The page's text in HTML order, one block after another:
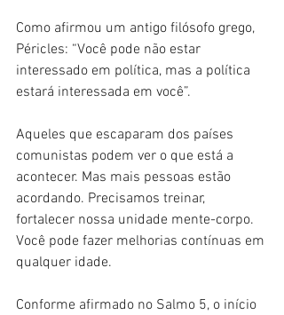
Como afirmou um antigo filósofo grego,
Péricles: “Você pode não estar
interessado em política, mas a política
estará interessada em você”.
Aqueles que escaparam dos países
comunistas podem ver o que está a
acontecer. Mas mais pessoas estão
acordando. Precisamos treinar,
fortalecer nossa unidade mente-corpo.
Você pode fazer melhorias contínuas em
qualquer idade.
Conforme afirmado no Salmo 5, o início